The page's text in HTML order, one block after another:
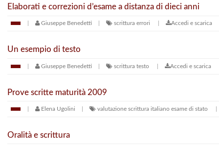
Elaborati e correzioni d’esame a distanza di dieci anni
Giuseppe Benedetti scrittura errori Accedi e scarica
Un esempio di testo
Giuseppe Benedetti scrittura testo Accedi e scarica
Prove scritte maturità 2009
Elena Ugolini valutazione scrittura italiano esame di stato
Oralità e scrittura